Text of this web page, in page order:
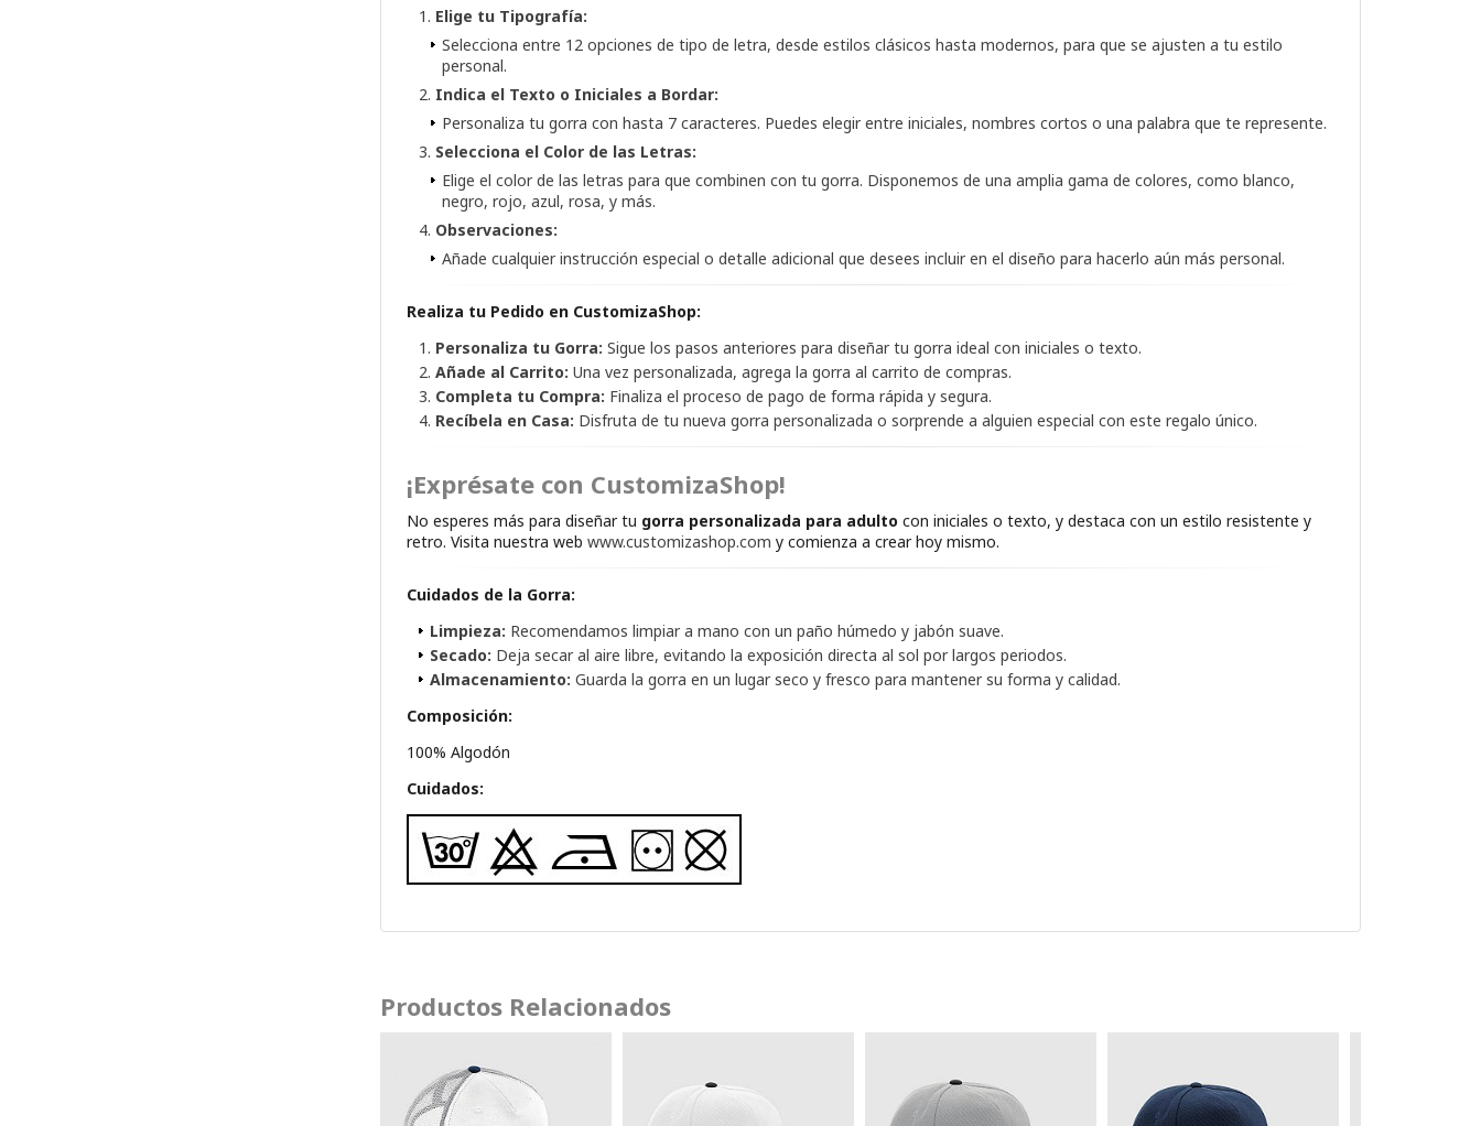
Elige tu Tipografía:
Selecciona entre 12 opciones de tipo de letra, desde estilos clásicos hasta modernos, para que se ajusten a tu estilo
personal.
Indica el Texto o Iniciales a Bordar:
Personaliza tu gorra con hasta 7 caracteres. Puedes elegir entre iniciales, nombres cortos o una palabra que te represente.
Selecciona el Color de las Letras:
Elige el color de las letras para que combinen con tu gorra. Disponemos de una amplia gama de colores, como blanco,
negro, rojo, azul, rosa, y más.
Observaciones:
Añade cualquier instrucción especial o detalle adicional que desees incluir en el diseño para hacerlo aún más personal.
Realiza tu Pedido en CustomizaShop:
Personaliza tu Gorra: Sigue los pasos anteriores para diseñar tu gorra ideal con iniciales o texto.
Añade al Carrito: Una vez personalizada, agrega la gorra al carrito de compras.
Completa tu Compra: Finaliza el proceso de pago de forma rápida y segura.
Recíbela en Casa: Disfruta de tu nueva gorra personalizada o sorprende a alguien especial con este regalo único.
¡Exprésate con CustomizaShop!
No esperes más para diseñar tu gorra personalizada para adulto con iniciales o texto, y destaca con un estilo resistente y
retro. Visita nuestra webwww.customizashop.com y comienza a crear hoy mismo.
Cuidados de la Gorra:
Limpieza: Recomendamos limpiar a mano con un paño húmedo y jabón suave.
Secado: Deja secar al aire libre, evitando la exposición directa al sol por largos periodos.
Almacenamiento: Guarda la gorra en un lugar seco y fresco para mantener su forma y calidad.
Composición:
100% Algodón
Cuidados:
Productos Relacionados